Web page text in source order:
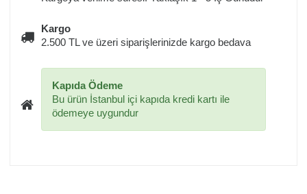
Kargo
2.500 TL ve üzeri siparişlerinizde kargo bedava
Kapıda Ödeme
Bu ürün İstanbul içi kapıda kredi kartı ile
ödemeye uygundur